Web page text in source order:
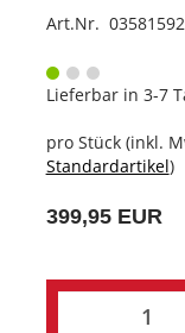
Art.Nr. 03581592
Lieferbar in 3-7
pro Stück (inkl.
Standardartikel)
399,95 EUR